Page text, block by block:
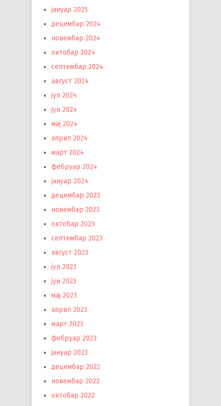
јануар 2025
децембар 2024
новембар 2024
октобар 2024
септембар 2024
август 2024
јул 2024
јун 2024
мај 2024
април 2024
март 2024
фебруар 2024
јануар 2024
децембар 2023
новембар 2023
октобар 2023
септембар 2023
август 2023
јул 2023
јун 2023
мај 2023
април 2023
март 2023
фебруар 2023
јануар 2023
децембар 2022
новембар 2022
октобар 2022